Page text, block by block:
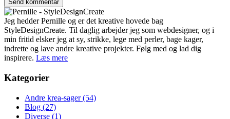
Jeg hedder Pernille og er det kreative hovede bag
StyleDesignCreate. Til daglig arbejder jeg som webdesigner, og i
min fritid elsker jeg at sy, strikke, lege med perler, bage kager,
indrette og lave andre kreative projekter. Følg med og lad dig
inspirere. Læs mere
Kategorier
Andre krea-sager(54)
Blog (27)
Diverse (1)